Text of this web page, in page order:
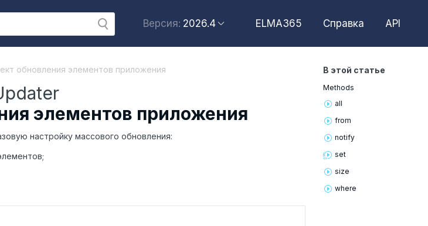
Версия: 2026.42026.6
2026.4
2025.4
ELMA365 Справка API
обновления элементов приложения
элементов приложения
настройку массового обновления:
В этой статье
Methods
all
from
notify
set
size
where